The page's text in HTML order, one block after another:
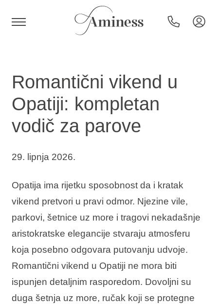
Hoteli i resorti
Destinacije
Interesi
Brandovi
Romantični vikend u
Opatiji: kompletan
vodič za parove
29. lipnja 2026.
Opatija ima rijetku sposobnost da i kratak
vikend pretvori u pravi odmor. Njezine vile,
parkovi, šetnice uz more i tragovi nekadašnje
aristokratske elegancije stvaraju atmosferu
koja posebno odgovara putovanju udvoje.
Romantični vikend u Opatiji ne mora biti
ispunjen detaljnim rasporedom. Dovoljni su
duga šetnja uz more, ručak koji se protegne